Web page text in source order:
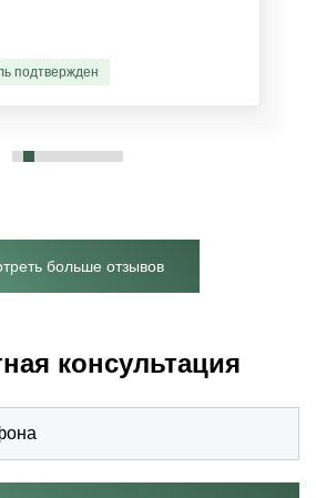
подтвержден
больше отзывов
консультация